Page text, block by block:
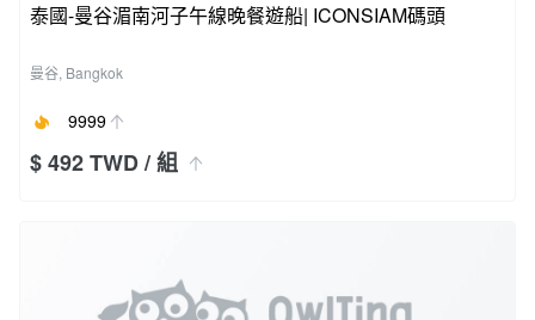
泰國-曼谷湄南河子午線晚餐遊船| ICONSIAM碼頭
曼谷, Bangkok
9999
$ 492 TWD/ 組